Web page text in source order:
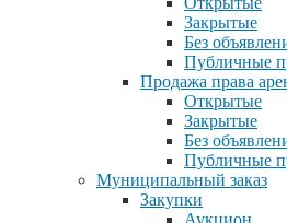
Закрытые
Без
Публичные
Продажа права
Открытые
Закрытые
Без
Публичные
Муниципальный заказ
Закупки
Аукцион